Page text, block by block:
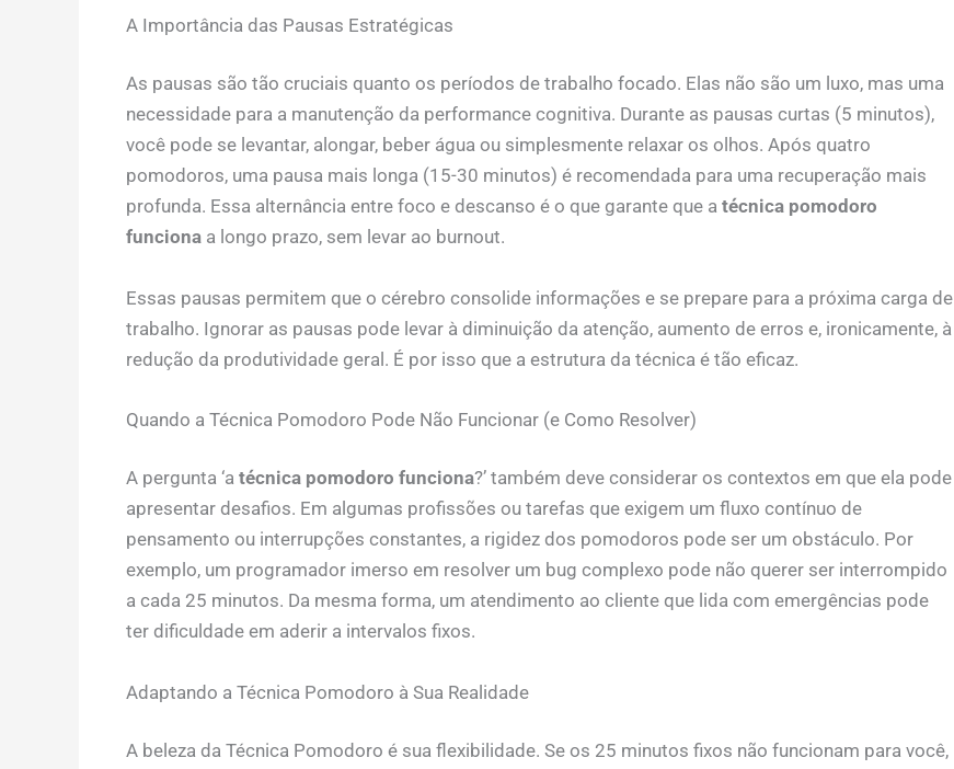
A Importância das Pausas Estratégicas
As pausas são tão cruciais quanto os períodos de trabalho focado. Elas não são um luxo, mas uma
necessidade para a manutenção da performance cognitiva. Durante as pausas curtas (5 minutos),
você pode se levantar, alongar, beber água ou simplesmente relaxar os olhos. Após quatro
pomodoros, uma pausa mais longa (15-30 minutos) é recomendada para uma recuperação mais
profunda. Essa alternância entre foco e descanso é o que garante que a técnica pomodoro
funcionaa longo prazo, sem levar ao burnout.
Essas pausas permitem que o cérebro consolide informações e se prepare para a próxima carga de
trabalho. Ignorar as pausas pode levar à diminuição da atenção, aumento de erros e, ironicamente, à
redução da produtividade geral. É por isso que a estrutura da técnica é tão eficaz.
Quando a Técnica Pomodoro Pode Não Funcionar (e Como Resolver)
A pergunta ‘a técnica pomodoro funciona?’ também deve considerar os contextos em que ela pode
apresentar desafios. Em algumas profissões ou tarefas que exigem um fluxo contínuo de
pensamento ou interrupções constantes, a rigidez dos pomodoros pode ser um obstáculo. Por
exemplo, um programador imerso em resolver um bug complexo pode não querer ser interrompido
a cada 25 minutos. Da mesma forma, um atendimento ao cliente que lida com emergências pode
ter dificuldade em aderir a intervalos fixos.
Adaptando a Técnica Pomodoro à Sua Realidade
A beleza da Técnica Pomodoro é sua flexibilidade. Se os 25 minutos fixos não funcionam para você,